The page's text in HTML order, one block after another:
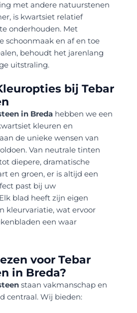
met andere natuurstenen
is kwartsiet relatief
onderhouden. Met
schoonmaak en af en toe
behoudt het jarenlang
uitstraling.
bij Tebar
in Breda hebben we een
kleuren en
de unieke wensen van
Van neutrale tinten
diepere, dramatische
en groen, er is altijd een
past bij uw
blad heeft zijn eigen
kleurvariatie, wat ervoor
een waar
voor Tebar
in Breda?
staan vakmanschap en
centraal. Wij bieden: